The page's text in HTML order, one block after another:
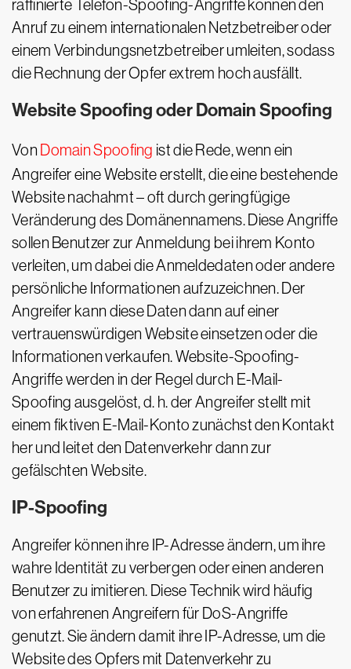
raffinierte Telefon-Spoofing-Angriffe können den
Anruf zu einem internationalen Netzbetreiber oder
einem Verbindungsnetzbetreiber umleiten, sodass
die Rechnung der Opfer extrem hoch ausfällt.
Website Spoofing oder Domain Spoofing
Von Domain Spoofing ist die Rede, wenn ein
Angreifer eine Website erstellt, die eine bestehende
Website nachahmt – oft durch geringfügige
Veränderung des Domänennamens. Diese Angriffe
sollen Benutzer zur Anmeldung bei ihrem Konto
verleiten, um dabei die Anmeldedaten oder andere
persönliche Informationen aufzuzeichnen. Der
Angreifer kann diese Daten dann auf einer
vertrauenswürdigen Website einsetzen oder die
Informationen verkaufen. Website-Spoofing-
Angriffe werden in der Regel durch E-Mail-
Spoofing ausgelöst, d. h. der Angreifer stellt mit
einem fiktiven E-Mail-Konto zunächst den Kontakt
her und leitet den Datenverkehr dann zur
gefälschten Website.
IP-Spoofing
Angreifer können ihre IP-Adresse ändern, um ihre
wahre Identität zu verbergen oder einen anderen
Benutzer zu imitieren. Diese Technik wird häufig
von erfahrenen Angreifern für DoS-Angriffe
genutzt. Sie ändern damit ihre IP-Adresse, um die
Website des Opfers mit Datenverkehr zu